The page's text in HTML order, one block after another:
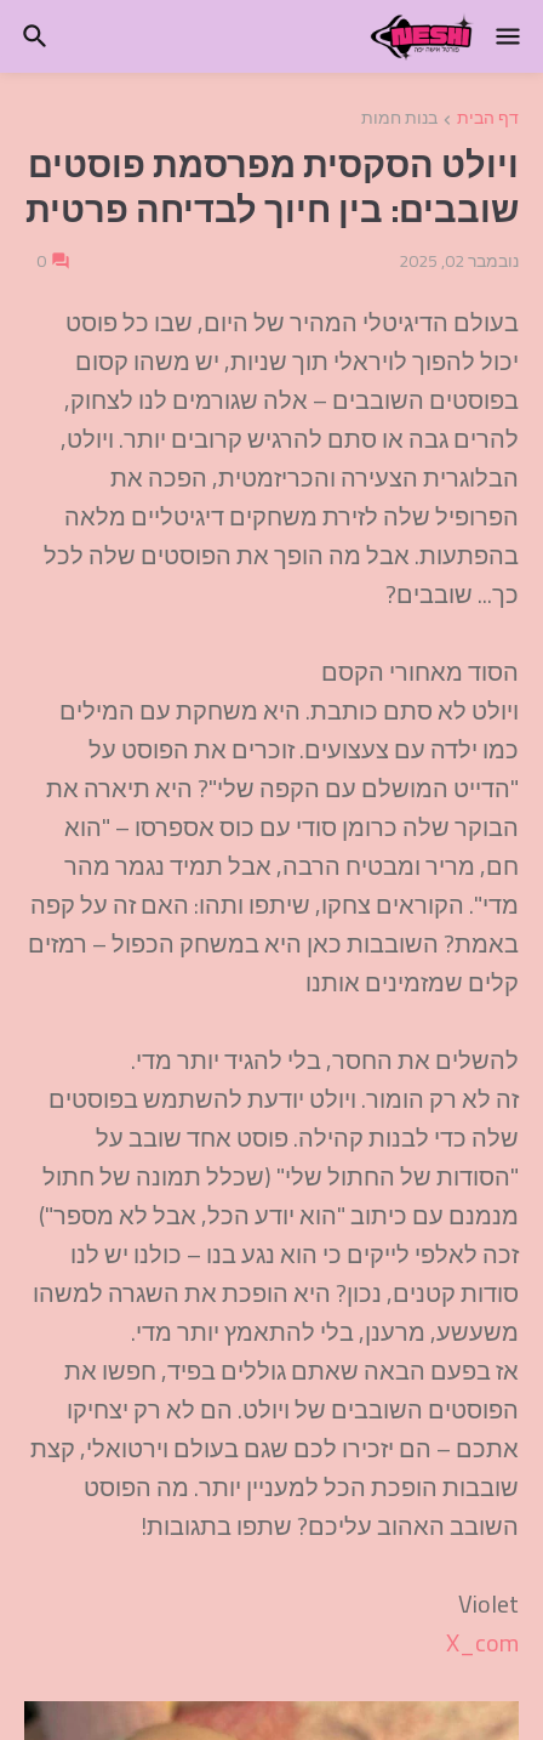
דף הבית בנות חמות
ויולט הסקסית מפרסמת פוסטים
שובבים: בין חיוך לבדיחה פרטית
נובמבר 02, 2025 0
בעולם הדיגיטלי המהיר של היום, שבו כל פוסט
יכול להפוך לויראלי תוך שניות, יש משהו קסום
בפוסטים השובבים – אלה שגורמים לנו לצחוק,
להרים גבה או סתם להרגיש קרובים יותר. ויולט,
הבלוגרית הצעירה והכריזמטית, הפכה את
הפרופיל שלה לזירת משחקים דיגיטליים מלאה
בהפתעות. אבל מה הופך את הפוסטים שלה לכל
כך... שובבים?
הסוד מאחורי הקסם
ויולט לא סתם כותבת. היא משחקת עם המילים
כמו ילדה עם צעצועים. זוכרים את הפוסט על
"הדייט המושלם עם הקפה שלי"? היא תיארה את
הבוקר שלה כרומן סודי עם כוס אספרסו – "הוא
חם, מריר ומבטיח הרבה, אבל תמיד נגמר מהר
מדי". הקוראים צחקו, שיתפו ותהו: האם זה על קפה
באמת? השובבות כאן היא במשחק הכפול – רמזים
קלים שמזמינים אותנו
להשלים את החסר, בלי להגיד יותר מדי.
זה לא רק הומור. ויולט יודעת להשתמש בפוסטים
שלה כדי לבנות קהילה. פוסט אחד שובב על
"הסודות של החתול שלי" (שכלל תמונה של חתול
מנמנם עם כיתוב "הוא יודע הכל, אבל לא מספר")
זכה לאלפי לייקים כי הוא נגע בנו – כולנו יש לנו
סודות קטנים, נכון? היא הופכת את השגרה למשהו
משעשע, מרענן, בלי להתאמץ יותר מדי.
אז בפעם הבאה שאתם גוללים בפיד, חפשו את
הפוסטים השובבים של ויולט. הם לא רק יצחיקו
אתכם – הם יזכירו לכם שגם בעולם וירטואלי, קצת
שובבות הופכת הכל למעניין יותר. מה הפוסט
השובב האהוב עליכם? שתפו בתגובות!
Violet
X_com